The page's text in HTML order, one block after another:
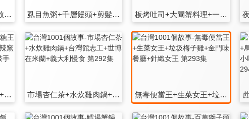
後壁醬油+超賣肉粽+流放俄邊境+香蕉藝術家 第285集 虱目魚粥+千層饅頭+剪髮居酒屋+手工火腿+平價粵菜+深山鼓手 第286集 板烤吐司+大閘蟹料理+一甲子蜜餞+七里香煎包 第287集
最老貢糖王+高粱金門金+魚鬆大王+麻辣窯燒鍋+府城砂鍋鴨+市場小鼓手 第291集 市場杏仁茶+水炊雞肉鍋+台灣館志工+世博在米蘭+義大利慢食 第292集 無毒便當王+生菜女王+垃圾梅子雞+金門味餐廳+針織女王 第293集